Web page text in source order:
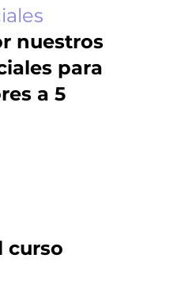
curso
nuestros
para
a 5